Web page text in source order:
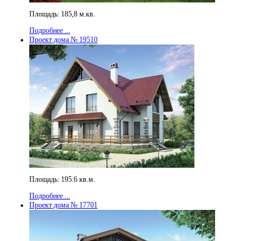
Площадь: 185,8 м.кв.
Подробнее ...
Проект дома № 19510
Площадь: 195.6 кв.м.
Подробнее ...
Проект дома № 17701